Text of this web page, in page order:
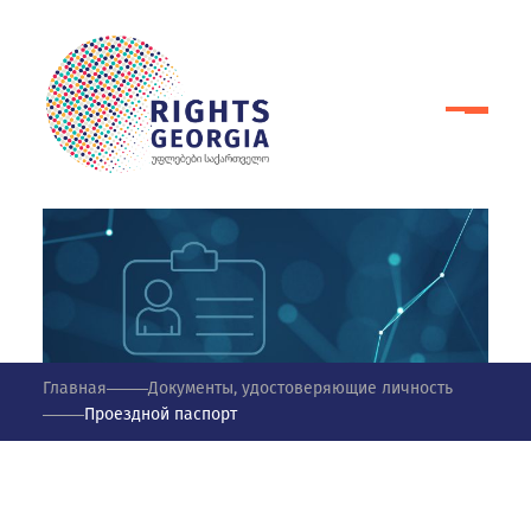
Главная
Документы, удостоверяющие личность
Проездной паспорт